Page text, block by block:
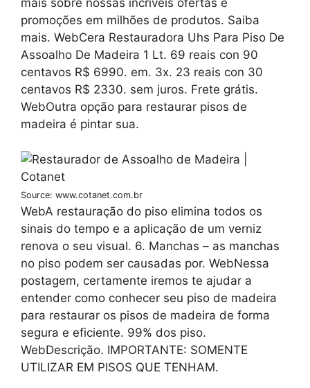
mais sobre nossas incríveis ofertas e
promoções em milhões de produtos. Saiba
mais. WebCera Restauradora Uhs Para Piso De
Assoalho De Madeira 1 Lt. 69 reais con 90
centavos R$ 6990. em. 3x. 23 reais con 30
centavos R$ 2330. sem juros. Frete grátis.
WebOutra opção para restaurar pisos de
madeira é pintar sua.
Source: www.cotanet.com.br
WebA restauração do piso elimina todos os
sinais do tempo e a aplicação de um verniz
renova o seu visual. 6. Manchas – as manchas
no piso podem ser causadas por. WebNessa
postagem, certamente iremos te ajudar a
entender como conhecer seu piso de madeira
para restaurar os pisos de madeira de forma
segura e eficiente. 99% dos piso.
WebDescrição. IMPORTANTE: SOMENTE
UTILIZAR EM PISOS QUE TENHAM.